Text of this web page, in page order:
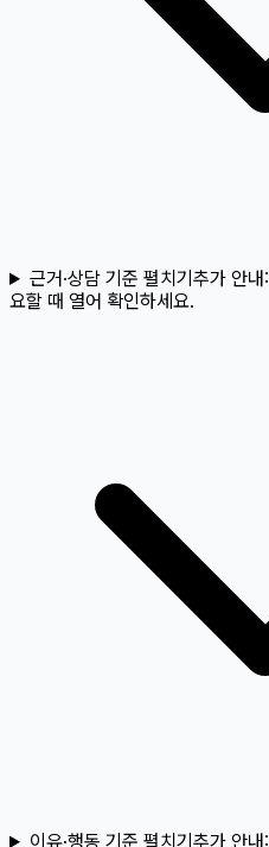
근거·상담 기준 펼치기추가 안내:
요할 때 열어 확인하세요.
이유·행동 기준 펼치기추가 안내: